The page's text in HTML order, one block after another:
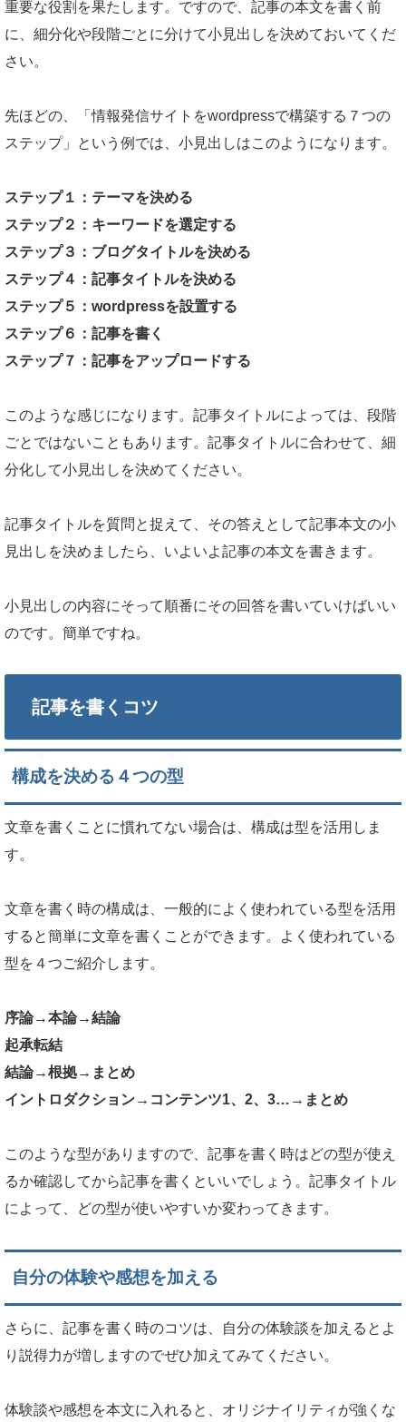
重要な役割を果たします。ですので、記事の本文を書く前
に、細分化や段階ごとに分けて小見出しを決めておいてくだ
さい。
先ほどの、「情報発信サイトをwordpressで構築する７つの
ステップ」という例では、小見出しはこのようになります。
ステップ１：テーマを決める
ステップ２：キーワードを選定する
ステップ３：ブログタイトルを決める
ステップ４：記事タイトルを決める
ステップ５：wordpressを設置する
ステップ６：記事を書く
ステップ７：記事をアップロードする
このような感じになります。記事タイトルによっては、段階
ごとではないこともあります。記事タイトルに合わせて、細
分化して小見出しを決めてください。
記事タイトルを質問と捉えて、その答えとして記事本文の小
見出しを決めましたら、いよいよ記事の本文を書きます。
小見出しの内容にそって順番にその回答を書いていけばいい
のです。簡単ですね。
記事を書くコツ
構成を決める４つの型
文章を書くことに慣れてない場合は、構成は型を活用しま
す。
文章を書く時の構成は、一般的によく使われている型を活用
すると簡単に文章を書くことができます。よく使われている
型を４つご紹介します。
序論→本論→結論
起承転結
結論→根拠→まとめ
イントロダクション→コンテンツ1、2、3…→まとめ
このような型がありますので、記事を書く時はどの型が使え
るか確認してから記事を書くといいでしょう。記事タイトル
によって、どの型が使いやすいか変わってきます。
自分の体験や感想を加える
さらに、記事を書く時のコツは、自分の体験談を加えるとよ
り説得力が増しますのでぜひ加えてみてください。
体験談や感想を本文に入れると、オリジナイリティが強くな